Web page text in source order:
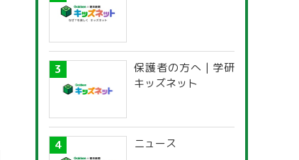
保護者の方へ | 学研
キッズネット
ニュース